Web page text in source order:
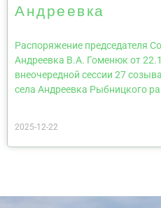
Андреевка
Распоряжение председателя
Андреевка В.А. Гоменюк от
внеочередной сессии 27
села Андреевка Рыбницкого
2025-12-22